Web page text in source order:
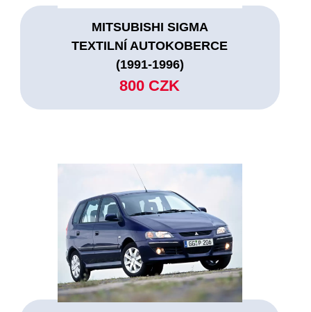
MITSUBISHI SIGMA
TEXTILNÍ AUTOKOBERCE
(1991-1996)
800 CZK